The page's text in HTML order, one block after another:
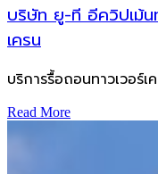
บริษัท ยู-ที อีควิปเม้น
เครน
บริการรื้อถอนทาวเวอร์
Read More